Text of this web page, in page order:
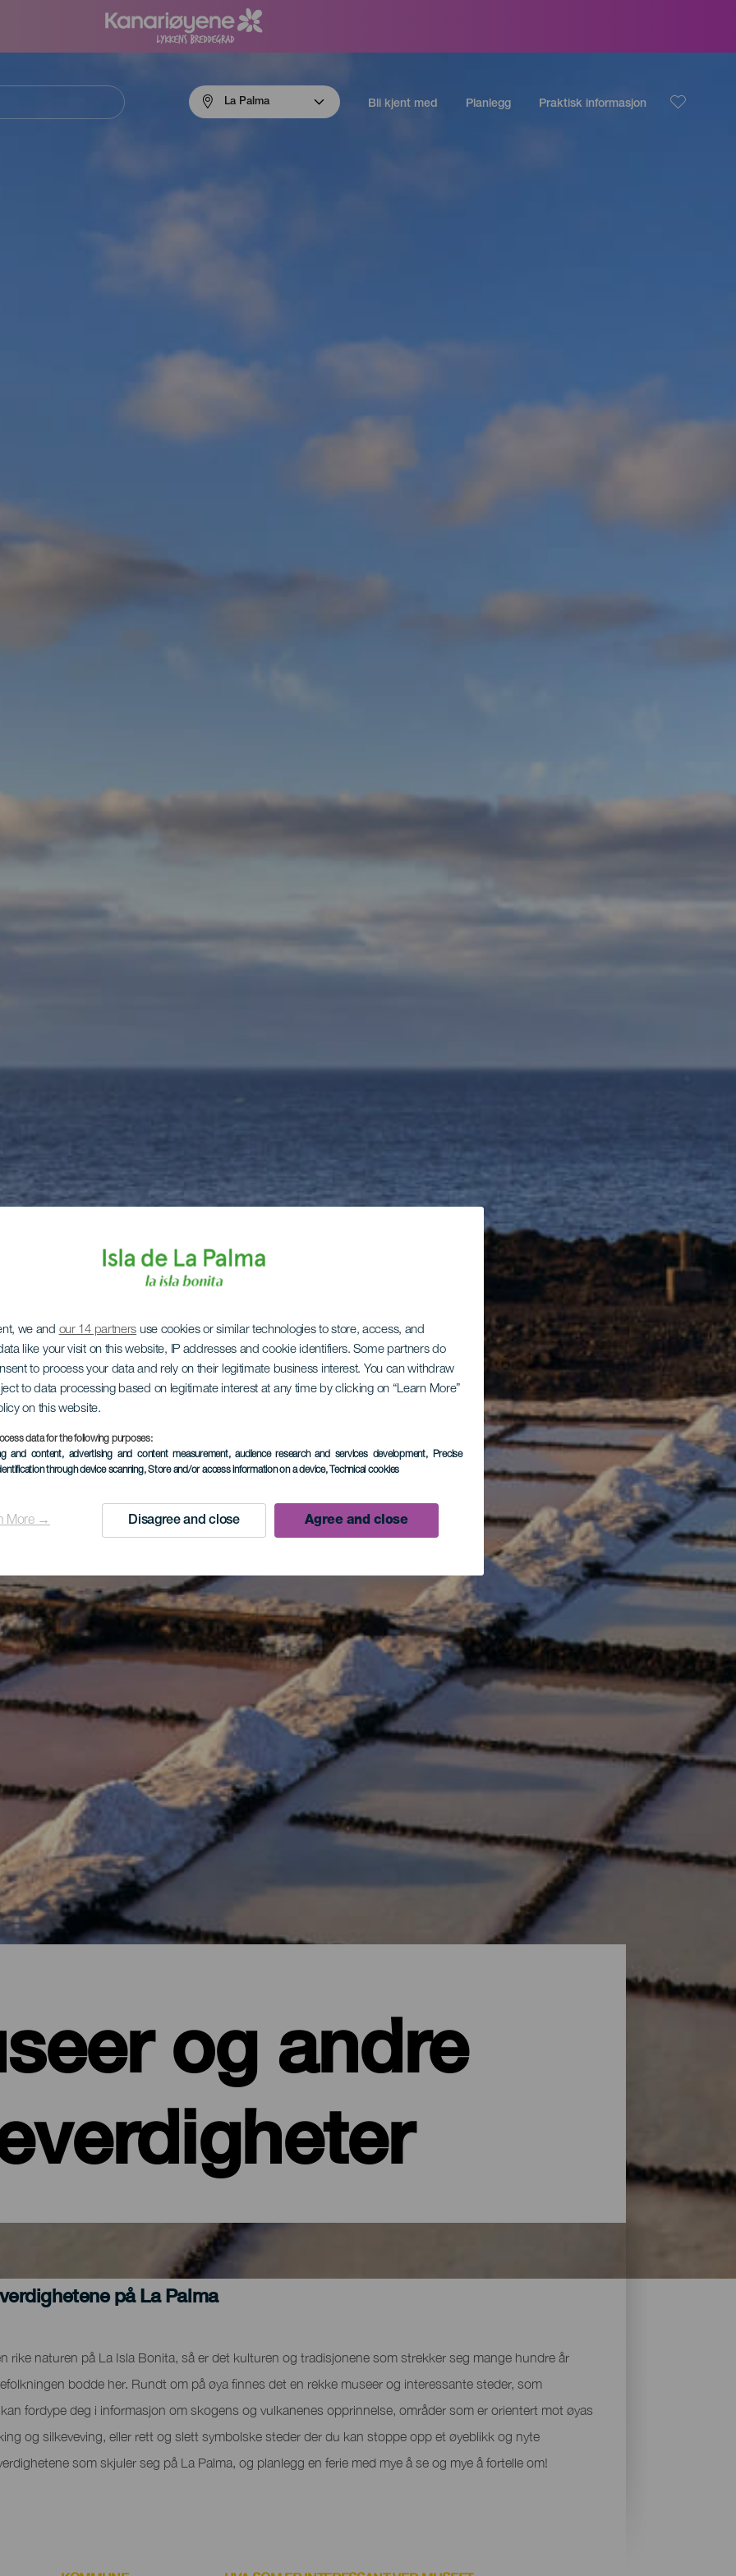
we and our 14 partners use cookies or similar technologies to store, access, and
like your visit on this website, IP addresses and cookie identifiers. Some partners do
to process your data and rely on their legitimate business interest. You can withdraw
to data processing based on legitimate interest at any time by clicking on “Learn More”
on this website.
data for the following purposes:
and content, advertising and content measurement, audience research and services development, Precise
through device scanning, Store and/or access information on a device, Technical cookies
More → Disagree and close Agree and close
navigation
La Palma Bli kjent med Planlegg Praktisk informasjon
og andre
på La Palma
rike naturen på La Isla Bonita, så er det kulturen og tradisjonene som strekker seg mange hundre år
bodde her. Rundt om på øya finnes det en rekke museer og interessante steder, som
fordype deg i informasjon om skogens og vulkanenes opprinnelse, områder som er orientert mot øyas
og silkeveving, eller rett og slett symbolske steder der du kan stoppe opp et øyeblikk og nyte
som skjuler seg på La Palma, og planlegg en ferie med mye å se og mye å fortelle om!